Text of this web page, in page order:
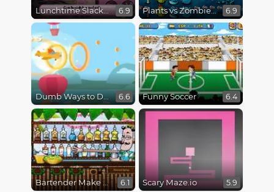
Lunchtime Slacking 6.9 Plants vs Zombies Fusion Mode 6.9
Dumb Ways to Die 3: World Tour 6.6 Funny Soccer 6.4
Bartender Make Right Mix 6.1 Scary Maze.io 5.9